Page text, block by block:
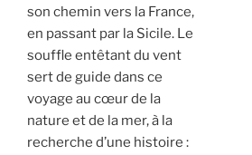
son chemin vers la France,
en passant par la Sicile. Le
souffle entêtant du vent
sert de guide dans ce
voyage au cœur de la
nature et de la mer, à la
recherche d’une histoire :